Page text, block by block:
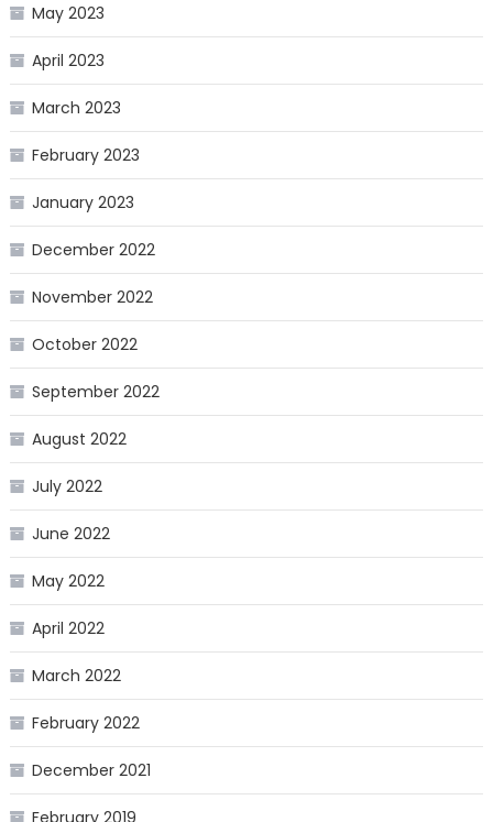
May 2023
April 2023
March 2023
February 2023
January 2023
December 2022
November 2022
October 2022
September 2022
August 2022
July 2022
June 2022
May 2022
April 2022
March 2022
February 2022
December 2021
February 2019